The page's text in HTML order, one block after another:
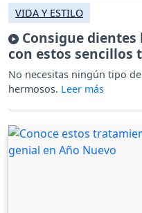
VIDA Y ESTILO
Consigue
con estos sencillos
No necesitas ningún tipo
hermosos.